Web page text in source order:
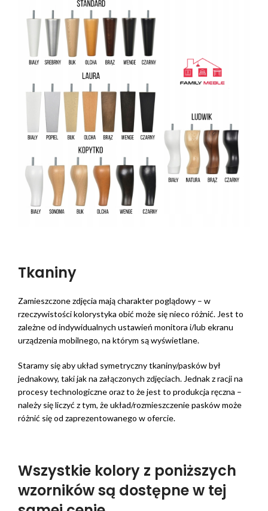
Tkaniny
Zamieszczone zdjęcia mają charakter poglądowy – w
rzeczywistości kolorystyka obić może się nieco różnić. Jest to
zależne od indywidualnych ustawień monitora i/lub ekranu
urządzenia mobilnego, na którym są wyświetlane.
Staramy się aby układ symetryczny tkaniny/pasków był
jednakowy, taki jak na załączonych zdjęciach. Jednak z racji na
procesy technologiczne oraz to że jest to produkcja ręczna –
należy się liczyć z tym, że układ/rozmieszczenie pasków może
różnić się od zaprezentowanego w ofercie.
Wszystkie kolory z poniższych
wzorników są dostępne w tej